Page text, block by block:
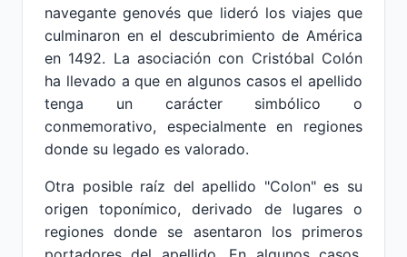
navegante genovés que lideró los viajes que
culminaron en el descubrimiento de América
en 1492. La asociación con Cristóbal Colón
ha llevado a que en algunos casos el apellido
tenga un carácter simbólico o
conmemorativo, especialmente en regiones
donde su legado es valorado.
Otra posible raíz del apellido "Colon" es su
origen toponímico, derivado de lugares o
regiones donde se asentaron los primeros